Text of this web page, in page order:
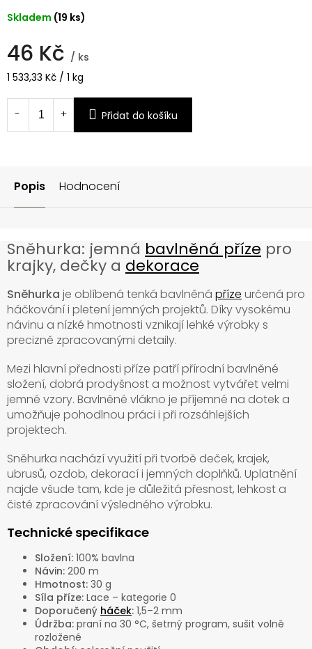
46 Kč / ks
Měrná
1 533,33 Kč / 1 kg
Skladem (19 ks)
Přidat do košíku
Popis Hodnocení
Sněhurka: jemná bavlněná příze pro
krajky, dečky a dekorace
Sněhurka je oblíbená tenká bavlněná příze určená pro
háčkování i pletení jemných projektů. Díky vysokému
návinu a nízké hmotnosti vznikají lehké výrobky s
precizně zpracovanými detaily.
Mezi hlavní přednosti příze patří přírodní bavlněné
složení, dobrá prodyšnost a možnost vytvářet velmi
jemné vzory. Bavlněné vlákno je příjemné na dotek a
umožňuje pohodlnou práci i při rozsáhlejších
projektech.
Sněhurka nachází využití při tvorbě deček, krajek,
ubrusů, ozdob, dekorací i jemných doplňků. Uplatnění
najde všude tam, kde je důležitá přesnost, lehkost a
čisté zpracování výsledného výrobku.
Technické specifikace
Složení: 100% bavlna
Návin: 200 m
Hmotnost: 30 g
Síla příze: Lace – kategorie 0
Doporučený háček: 1,5–2 mm
Údržba: praní na 30 °C, šetrný program, sušit volně
rozložené